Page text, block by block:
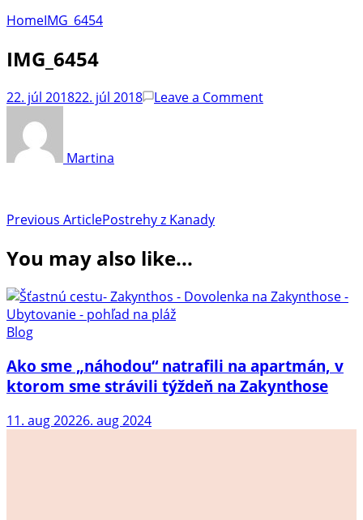
HomeIMG_6454
IMG_6454
22. júl 201822. júl 2018 Leave a Commenton
Martina
Post
Navigation
Previous ArticlePostrehy z Kanady
You may also like...
Blog
Ako sme „náhodou“ natrafili na apartmán, v
ktorom sme strávili týždeň na Zakynthose
11. aug 20226. aug 2024